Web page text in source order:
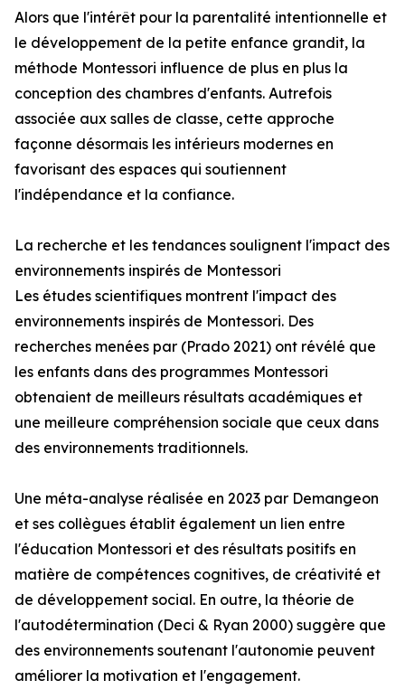
Alors que l'intérêt pour la parentalité intentionnelle et
le développement de la petite enfance grandit, la
méthode Montessori influence de plus en plus la
conception des chambres d'enfants. Autrefois
associée aux salles de classe, cette approche
façonne désormais les intérieurs modernes en
favorisant des espaces qui soutiennent
l'indépendance et la confiance.
La recherche et les tendances soulignent l'impact des
environnements inspirés de Montessori
Les études scientifiques montrent l'impact des
environnements inspirés de Montessori. Des
recherches menées par (Prado 2021) ont révélé que
les enfants dans des programmes Montessori
obtenaient de meilleurs résultats académiques et
une meilleure compréhension sociale que ceux dans
des environnements traditionnels.
Une méta-analyse réalisée en 2023 par Demangeon
et ses collègues établit également un lien entre
l'éducation Montessori et des résultats positifs en
matière de compétences cognitives, de créativité et
de développement social. En outre, la théorie de
l'autodétermination (Deci & Ryan 2000) suggère que
des environnements soutenant l'autonomie peuvent
améliorer la motivation et l'engagement.